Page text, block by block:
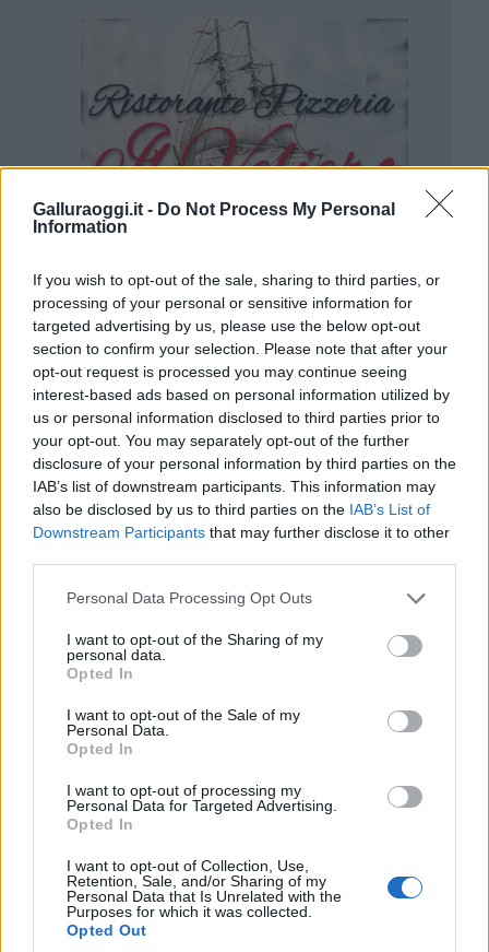
Galluraoggi.it - Do Not Process My Personal
Information
If you wish to opt-out of the sale, sharing to third parties, or
processing of your personal or sensitive information for
targeted advertising by us, please use the below opt-out
section to confirm your selection. Please note that after your
opt-out request is processed you may continue seeing
interest-based ads based on personal information utilized by
us or personal information disclosed to third parties prior to
your opt-out. You may separately opt-out of the further
disclosure of your personal information by third parties on the
IAB’s list of downstream participants. This information may
also be disclosed by us to third parties on the IAB’s List of
Downstream Participants that may further disclose it to other
Please note that this website/app uses one or more Google
not limited to your visit or usage behaviour. You may click to
grant or deny consent to Google and its third-party tags to
use your data for below specified purposes in below Google
consent section.
Personal Data Processing Opt Outs
I want to opt-out of the Sharing of my
personal data.
Opted In
I want to opt-out of the Sale of my
Personal Data.
Opted In
I want to opt-out of processing my
Personal Data for Targeted Advertising.
Opted In
I want to opt-out of Collection, Use,
Retention, Sale, and/or Sharing of my
Personal Data that Is Unrelated with the
Purposes for which it was collected.
Opted Out